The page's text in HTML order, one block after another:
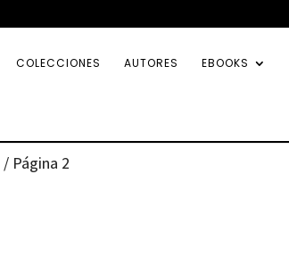
COLECCIONES AUTORES EBOOKS
/ Página 2